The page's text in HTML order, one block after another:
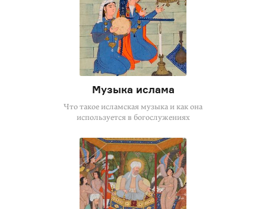
Музыка ислама
Что такое исламская музыка и как она
используется в богослужениях